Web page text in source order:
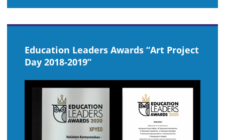
Ήχου
Εducation Leaders Awards “Art Project
Day 2018-2019”